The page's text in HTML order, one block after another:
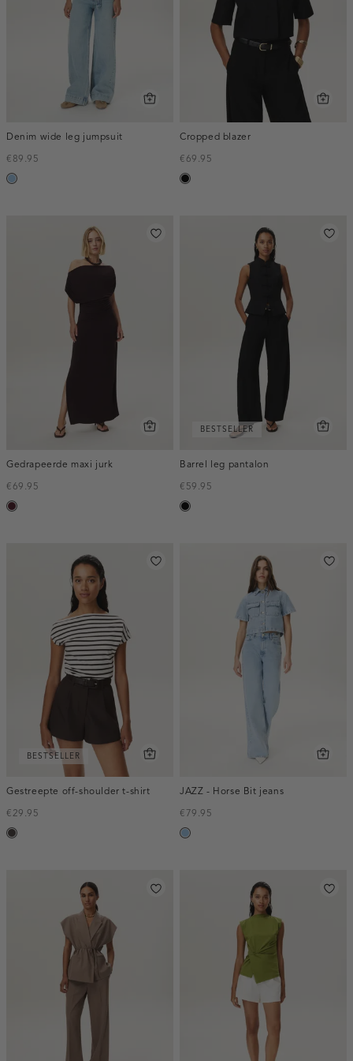
Denim wide leg jumpsuit
€89.95
blauw,
Cropped blazer
€69.95
zwart
Gedrapeerde maxi jurk
€69.95
pruim,
BESTSELLER
Barrel leg pantalon
€59.95
zwart
BESTSELLER
Gestreepte off-shoulder t-shirt
€29.95
choco
JAZZ - Horse Bit jeans
€79.95
blauw,